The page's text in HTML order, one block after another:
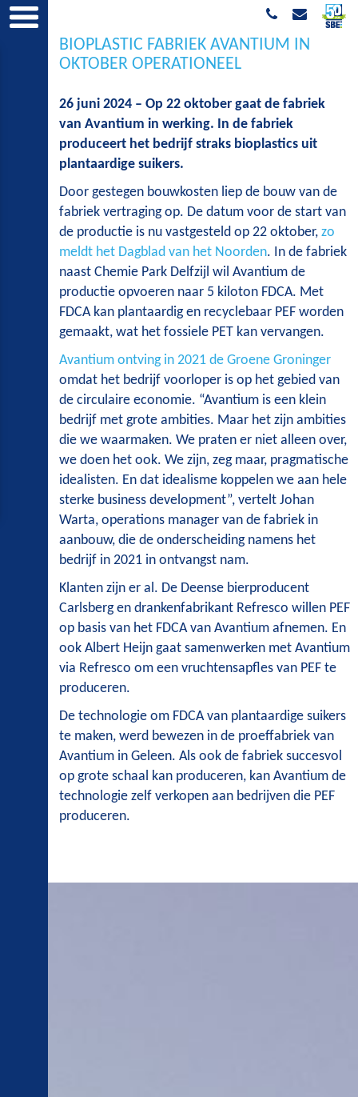
BIOPLASTIC FABRIEK AVANTIUM IN
OKTOBER OPERATIONEEL
26 juni 2024 – Op 22 oktober gaat de fabriek
van Avantium in werking. In de fabriek
produceert het bedrijf straks bioplastics uit
plantaardige suikers.
Door gestegen bouwkosten liep de bouw van de
fabriek vertraging op. De datum voor de start van
de productie is nu vastgesteld op 22 oktober, zo
meldt het Dagblad van het Noorden. In de fabriek
naast Chemie Park Delfzijl wil Avantium de
productie opvoeren naar 5 kiloton FDCA. Met
FDCA kan plantaardig en recyclebaar PEF worden
gemaakt, wat het fossiele PET kan vervangen.
Avantium ontving in 2021 de Groene Groninger
omdat het bedrijf voorloper is op het gebied van
de circulaire economie. “Avantium is een klein
bedrijf met grote ambities. Maar het zijn ambities
die we waarmaken. We praten er niet alleen over,
we doen het ook. We zijn, zeg maar, pragmatische
idealisten. En dat idealisme koppelen we aan hele
sterke business development”, vertelt Johan
Warta, operations manager van de fabriek in
aanbouw, die de onderscheiding namens het
bedrijf in 2021 in ontvangst nam.
Klanten zijn er al. De Deense bierproducent
Carlsberg en drankenfabrikant Refresco willen PEF
op basis van het FDCA van Avantium afnemen. En
ook Albert Heijn gaat samenwerken met Avantium
via Refresco om een vruchtensapfles van PEF te
produceren.
De technologie om FDCA van plantaardige suikers
te maken, werd bewezen in de proeffabriek van
Avantium in Geleen. Als ook de fabriek succesvol
op grote schaal kan produceren, kan Avantium de
technologie zelf verkopen aan bedrijven die PEF
produceren.